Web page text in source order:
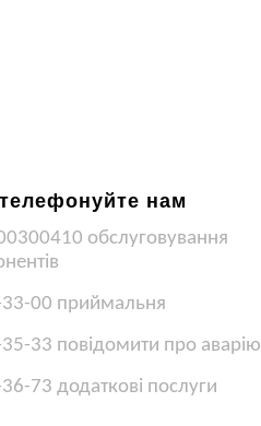
нам
обслуговування
00 приймальня
33 повідомити про аварію
73 додаткові послуги